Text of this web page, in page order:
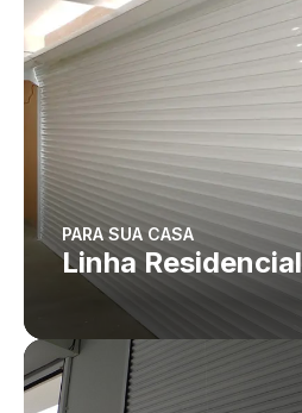
PARA SUA CASA
Linha Residencial